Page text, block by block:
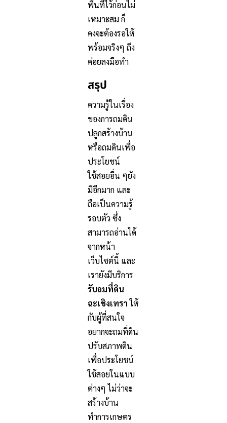
พื้นที่ไว้ก่อนไม่
เหมาะสม ก็
คงจะต้องรอให้
พร้อมจริงๆ ถึง
ค่อยลงมือทำ
สรุป
ความรู้ในเรื่อง
ของการถมดิน
ปลูกสร้างบ้าน
หรือถมดินเพื่อ
ประโยชน์
ใช้สอยอื่น ๆยัง
มีอีกมาก และ
ถือเป็นความรู้
รอบตัว ซึ่ง
สามารถอ่านได้
จากหน้า
เว็บไซต์นี้ และ
เรายังมีบริการ
รับถมที่ดิน
ฉะเชิงเทราให้
กับผู้ที่สนใจ
อยากจะถมที่ดิน
ปรับสภาพดิน
เพื่อประโยชน์
ใช้สอยในแบบ
ต่างๆ ไม่ว่าจะ
สร้างบ้าน
ทำการเกษตร